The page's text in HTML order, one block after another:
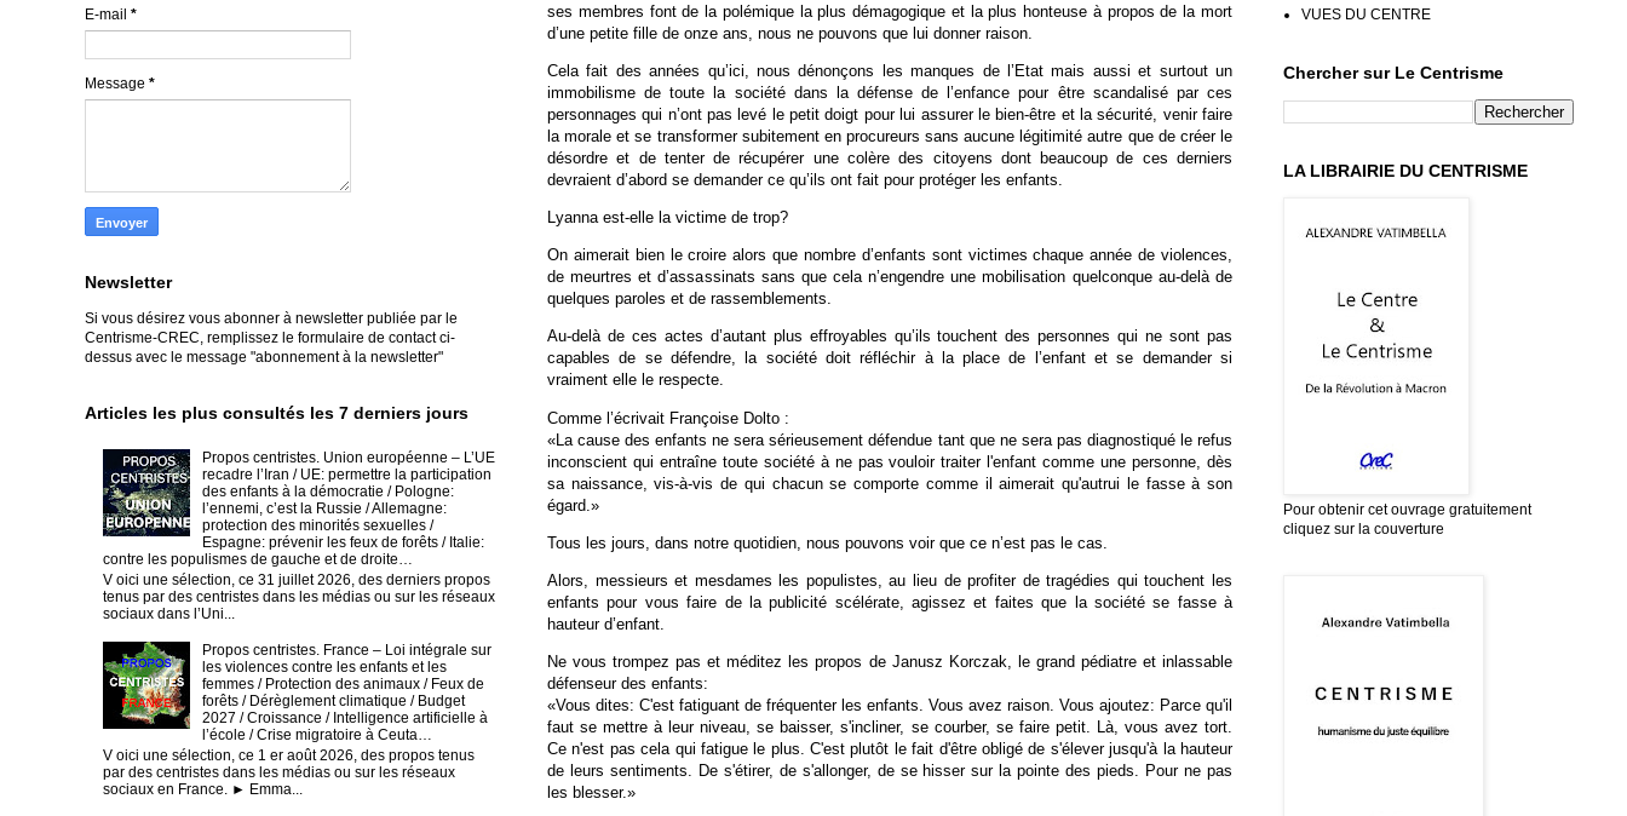
ses membres font de la polémique la plus démagogique et la plus honteuse à propos de la mort
d’une petite fille de onze ans, nous ne pouvons que lui donner raison.
Cela fait des années qu’ici, nous dénonçons les manques de l’Etat mais aussi et surtout un
immobilisme de toute la société dans la défense de l’enfance pour être scandalisé par ces
personnages qui n’ont pas levé le petit doigt pour lui assurer le bien-être et la sécurité, venir faire
la morale et se transformer subitement en procureurs sans aucune légitimité autre que de créer le
désordre et de tenter de récupérer une colère des citoyens dont beaucoup de ces derniers
devraient d’abord se demander ce qu’ils ont fait pour protéger les enfants.
Lyanna est-elle la victime de trop?
On aimerait bien le croire alors que nombre d’enfants sont victimes chaque année de violences,
de meurtres et d’assassinats sans que cela n’engendre une mobilisation quelconque au-delà de
quelques paroles et de rassemblements.
Au-delà de ces actes d’autant plus effroyables qu’ils touchent des personnes qui ne sont pas
capables de se défendre, la société doit réfléchir à la place de l’enfant et se demander si
vraiment elle le respecte.
Comme l’écrivait Françoise Dolto :
«La cause des enfants ne sera sérieusement défendue tant que ne sera pas diagnostiqué le refus
inconscient qui entraîne toute société à ne pas vouloir traiter l'enfant comme une personne, dès
sa naissance, vis-à-vis de qui chacun se comporte comme il aimerait qu'autrui le fasse à son
égard. »
Tous les jours, dans notre quotidien, nous pouvons voir que ce n’est pas le cas.
Alors, messieurs et mesdames les populistes, au lieu de profiter de tragédies qui touchent les
enfants pour vous faire de la publicité scélérate, agissez et faites que la société se fasse à
hauteur d’enfant.
Ne vous trompez pas et méditez les propos de Janusz Korczak, le grand pédiatre et inlassable
défenseur des enfants:
«Vous dites: C'est fatiguant de fréquenter les enfants. Vous avez raison. Vous ajoutez: Parce qu'il
faut se mettre à leur niveau, se baisser, s'incliner, se courber, se faire petit. Là, vous avez tort.
Ce n'est pas cela qui fatigue le plus. C'est plutôt le fait d'être obligé de s'élever jusqu'à la hauteur
de leurs sentiments. De s'étirer, de s'allonger, de se hisser sur la pointe des pieds. Pour ne pas
les blesser.»
E-mail *
Message *
Newsletter
Si vous désirez vous abonner à newsletter publiée par le
Centrisme-CREC, remplissez le formulaire de contact ci-
dessus avec le message "abonnement à la newsletter"
Articles les plus consultés les 7 derniers jours
Propos centristes. Union européenne – L’UE
recadre l’Iran / UE: permettre la participation
des enfants à la démocratie / Pologne:
l’ennemi, c’est la Russie / Allemagne:
protection des minorités sexuelles /
Espagne: prévenir les feux de forêts / Italie:
contre les populismes de gauche et de droite…
V oici une sélection, ce 31 juillet 2026, des derniers propos
tenus par des centristes dans les médias ou sur les réseaux
sociaux dans l’Uni...
Propos centristes. France – Loi intégrale sur
les violences contre les enfants et les
femmes / Protection des animaux / Feux de
forêts / Dérèglement climatique / Budget
2027 / Croissance / Intelligence artificielle à
l’école / Crise migratoire à Ceuta…
V oici une sélection, ce 1 er août 2026, des propos tenus
par des centristes dans les médias ou sur les réseaux
sociaux en France. ► Emma...
VUES DU CENTRE
Chercher sur Le Centrisme
LA LIBRAIRIE DU CENTRISME
Pour obtenir cet ouvrage gratuitement
cliquez sur la couverture